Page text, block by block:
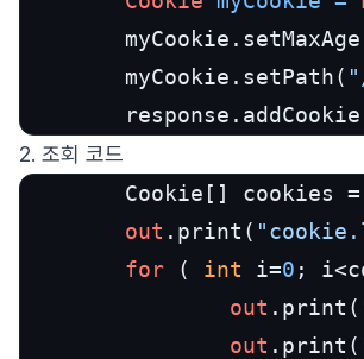
        myCookie.setPath(
2. 조회 코드
Cookie[] cookies
out .print(
for ( int i=0 ;
out .print(
out .print(